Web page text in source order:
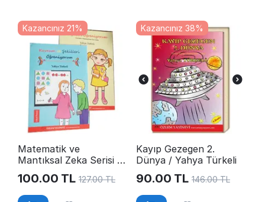
Kazancınız 21%
Matematik ve
Mantıksal Zeka Serisi /
Yahya Türkeli
100.00 TL 127.00 TL
Kazancınız 38%
Kayıp Gezegen 2.
Dünya / Yahya Türkeli
90.00 TL 146.00 TL